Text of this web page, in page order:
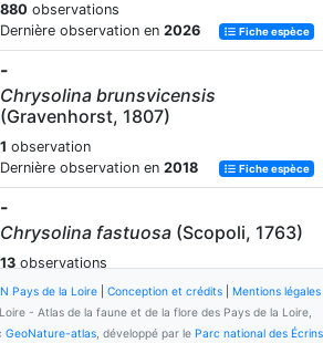
880 observations
Dernière observation en 2026 Fiche espèce
-
Chrysolina brunsvicensis
(Gravenhorst, 1807)
1 observation
Dernière observation en 2018 Fiche espèce
-
Chrysolina fastuosa (Scopoli, 1763)
13 observations
Dernière observation en
2026 Fiche espèce
-
Pays de la Loire Conception et crédits
Mentions légales
- Atlas de la faune et de la flore des Pays de la Loire,
GeoNature-atlas, développé par le Parc national des Écrins